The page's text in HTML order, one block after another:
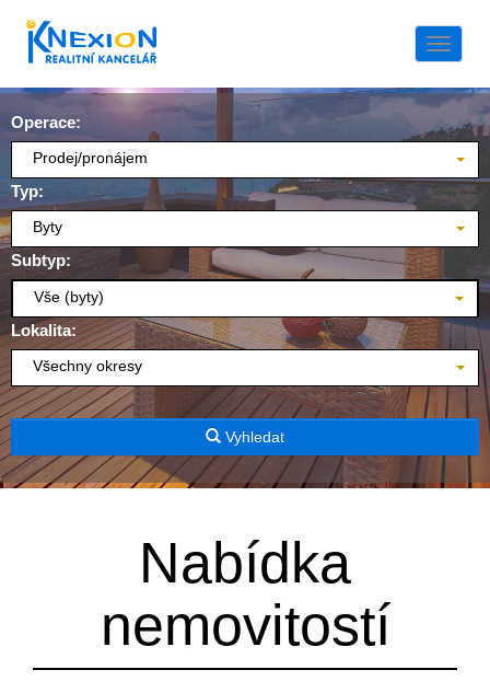
Operace:
Prodej/pronájem
Typ:
Byty
Subtyp:
Vše (byty)
Lokalita:
Všechny okresy
Vyhledat
Nabídka
nemovitostí